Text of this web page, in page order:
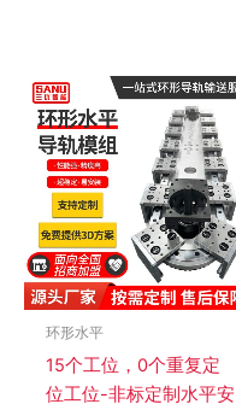
环形水平
15个工位，0个重复定
位工位-非标定制水平安